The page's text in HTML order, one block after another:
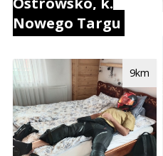
Nowego Targu
9km